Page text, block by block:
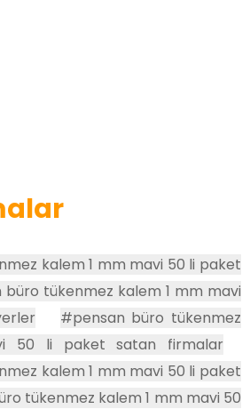
kalem 1 mm mavi 50 li paket
tükenmez kalem 1 mm mavi
#pensan büro tükenmez
50 li paket satan firmalar
kalem 1 mm mavi 50 li paket
tükenmez kalem 1 mm mavi 50